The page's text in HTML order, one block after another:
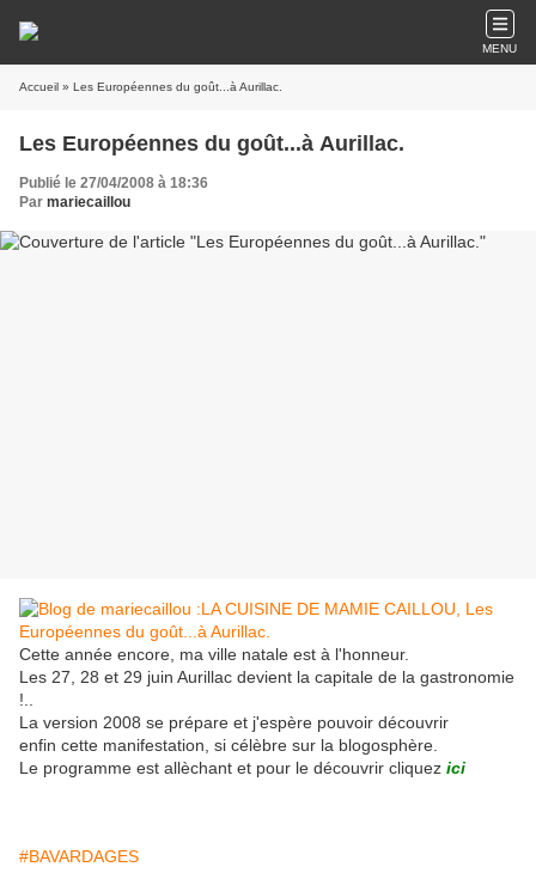
MENU
Accueil » Les Européennes du goût...à Aurillac.
Les Européennes du goût...à Aurillac.
Publié le 27/04/2008 à 18:36
Par mariecaillou
Cette année encore, ma ville natale est à l'honneur.
Les 27, 28 et 29 juin Aurillac devient la capitale de la gastronomie
!..
La version 2008 se prépare et j'espère pouvoir découvrir
enfin cette manifestation, si célèbre sur la blogosphère.
Le programme est allèchant et pour le découvrir cliquez ici
#BAVARDAGES